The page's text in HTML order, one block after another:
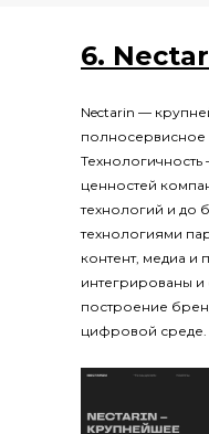
6.
Nectarin —
полносервисное
ценностей
технологий и до
технологиями
контент, медиа
интегрированы
построение
цифровой среде.